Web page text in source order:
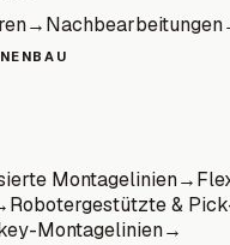
→Nachbearbeitungen
Montagelinien→
Robotergestützte &
Montagelinien→